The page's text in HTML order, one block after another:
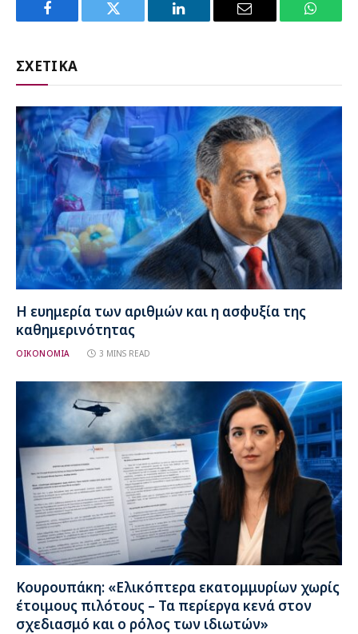
Facebook Twitter LinkedIn Email
ΣΧΕΤΙΚΑ
Η ευημερία των αριθμών και η ασφυξία της
καθημερινότητας
ΟΙΚΟΝΟΜΙΑ 3 MINS READ
Κουρουπάκη: «Ελικόπτερα εκατομμυρίων χωρίς
έτοιμους πιλότους – Τα περίεργα κενά στον
σχεδιασμό και ο ρόλος των ιδιωτών»